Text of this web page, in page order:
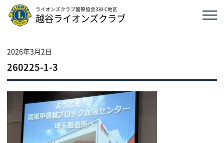
ライオンズクラブ国際協会330-C地区
越谷ライオンズクラブ
2026年3月2日
260225-1-3